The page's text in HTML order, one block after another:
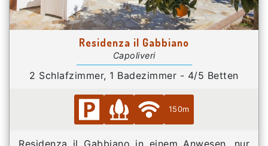
Residenza il Gabbiano
Capoliveri
2 Schlafzimmer, 1 Badezimmer - 4/5 Betten
150m
Residenza il Gabbiano in einem Anwesen, nur